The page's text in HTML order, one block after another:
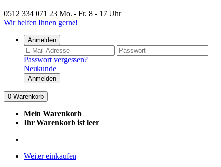
0512 334 071 23 Mo. - Fr. 8 - 17 Uhr
Wir helfen Ihnen gerne!
Anmelden
Passwort vergessen?
Neukunde
Anmelden
0 Warenkorb
Mein Warenkorb
Ihr Warenkorb ist leer
Weiter einkaufen